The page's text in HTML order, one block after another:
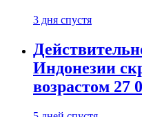
3 дня спустя
Индонезии
возрастом 27